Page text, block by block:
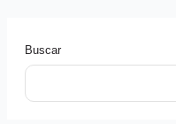
Buscar